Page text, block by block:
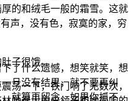
的和绒毛一般的霜雪。这就
声，没有色，寂寞的家，穷
子很饿。
荡一下，铁门响了无数次，
了什么遗憾，想笑就笑，想
旦没有结果，就不要再纠
就算再留念，如果你抓不